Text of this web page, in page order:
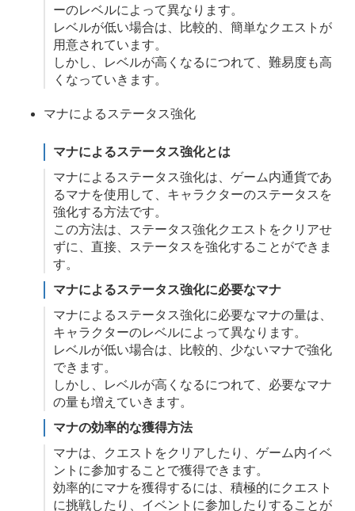
ーのレベルによって異なります。
レベルが低い場合は、比較的、簡単なクエストが
用意されています。
しかし、レベルが高くなるにつれて、難易度も高
くなっていきます。
マナによるステータス強化
マナによるステータス強化とは
マナによるステータス強化は、ゲーム内通貨であ
るマナを使用して、キャラクターのステータスを
強化する方法です。
この方法は、ステータス強化クエストをクリアせ
ずに、直接、ステータスを強化することができま
す。
マナによるステータス強化に必要なマナ
マナによるステータス強化に必要なマナの量は、
キャラクターのレベルによって異なります。
レベルが低い場合は、比較的、少ないマナで強化
できます。
しかし、レベルが高くなるにつれて、必要なマナ
の量も増えていきます。
マナの効率的な獲得方法
マナは、クエストをクリアしたり、ゲーム内イベ
ントに参加することで獲得できます。
効率的にマナを獲得するには、積極的にクエスト
に挑戦したり、イベントに参加したりすることが